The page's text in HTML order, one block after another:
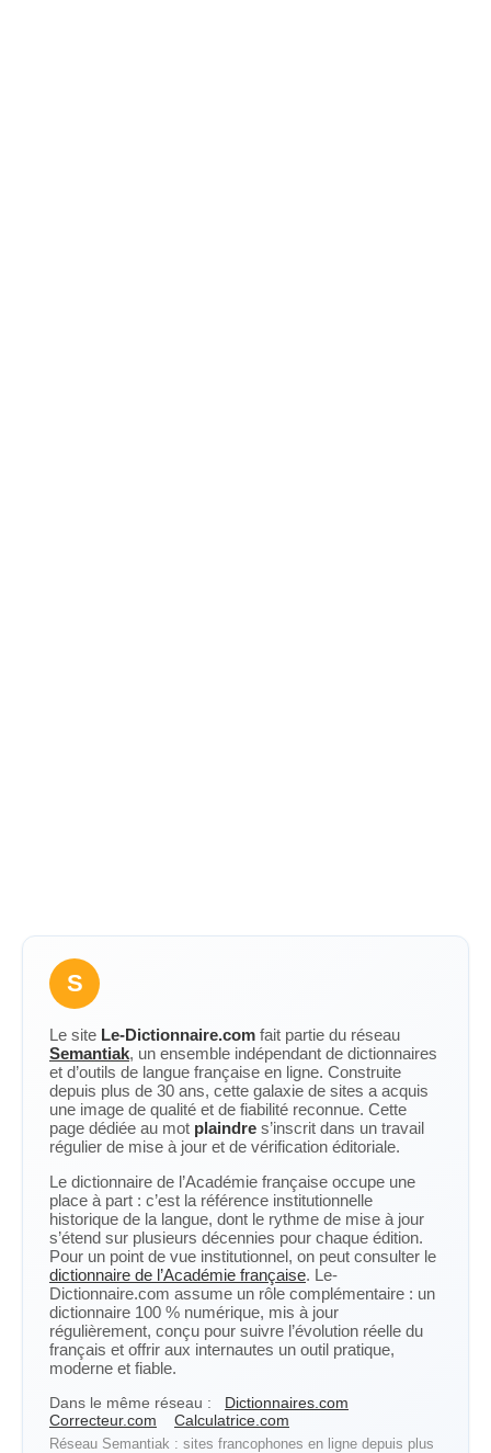
S
Le site Le-Dictionnaire.com fait partie du réseau
Semantiak, un ensemble indépendant de dictionnaires
et d’outils de langue française en ligne. Construite
depuis plus de 30 ans, cette galaxie de sites a acquis
une image de qualité et de fiabilité reconnue. Cette
page dédiée au mot plaindre s’inscrit dans un travail
régulier de mise à jour et de vérification éditoriale.
Le dictionnaire de l’Académie française occupe une
place à part : c’est la référence institutionnelle
historique de la langue, dont le rythme de mise à jour
s’étend sur plusieurs décennies pour chaque édition.
Pour un point de vue institutionnel, on peut consulter le
dictionnaire de l’Académie française. Le-
Dictionnaire.com assume un rôle complémentaire : un
dictionnaire 100 % numérique, mis à jour
régulièrement, conçu pour suivre l’évolution réelle du
français et offrir aux internautes un outil pratique,
moderne et fiable.
Dans le même réseau :
Dictionnaires.com
Correcteur.com
Calculatrice.com
Réseau Semantiak : sites francophones en ligne depuis plus